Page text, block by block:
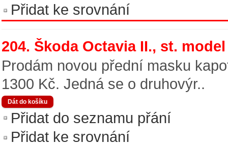
Přidat ke srovnání
204. Škoda Octavia II., st. model
Prodám novou přední masku
1300 Kč. Jedná se o druhovýr..
Přidat do seznamu přání
Přidat ke srovnání